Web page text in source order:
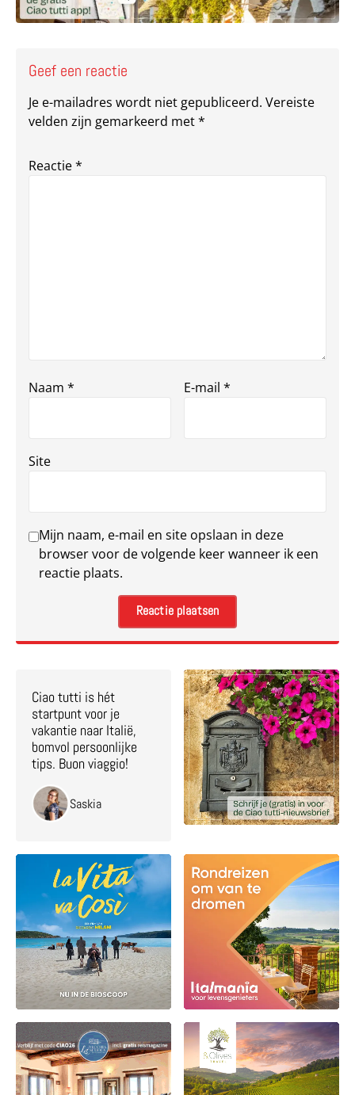
Geef een reactie
Je e-mailadres wordt niet gepubliceerd. Vereiste
velden zijn gemarkeerd met*
Reactie*
Naam * E-mail *
Site
Mijn naam, e-mail en site opslaan in deze
browser voor de volgende keer wanneer ik een
reactie plaats.
Ciao tutti is hét
startpunt voor je
vakantie naar Italië,
bomvol persoonlijke
tips. Buon viaggio!
Saskia